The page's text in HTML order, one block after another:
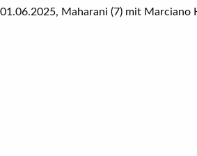
01.06.2025, Maharani (7) mit Marciano